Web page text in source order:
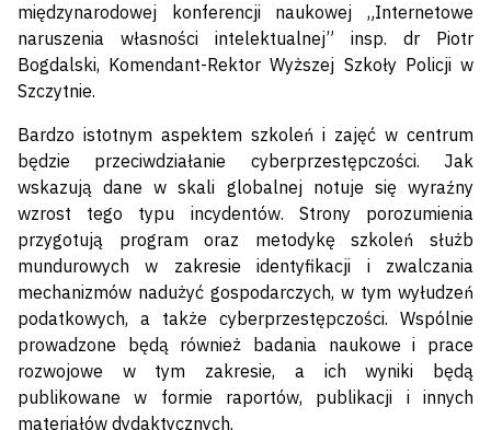
międzynarodowej konferencji naukowej „Internetowe
naruszenia własności intelektualnej” insp. dr Piotr
Bogdalski, Komendant-Rektor Wyższej Szkoły Policji w
Szczytnie.
Bardzo istotnym aspektem szkoleń i zajęć w centrum
będzie przeciwdziałanie cyberprzestępczości. Jak
wskazują dane w skali globalnej notuje się wyraźny
wzrost tego typu incydentów. Strony porozumienia
przygotują program oraz metodykę szkoleń służb
mundurowych w zakresie identyfikacji i zwalczania
mechanizmów nadużyć gospodarczych, w tym wyłudzeń
podatkowych, a także cyberprzestępczości. Wspólnie
prowadzone będą również badania naukowe i prace
rozwojowe w tym zakresie, a ich wyniki będą
publikowane w formie raportów, publikacji i innych
materiałów dydaktycznych.